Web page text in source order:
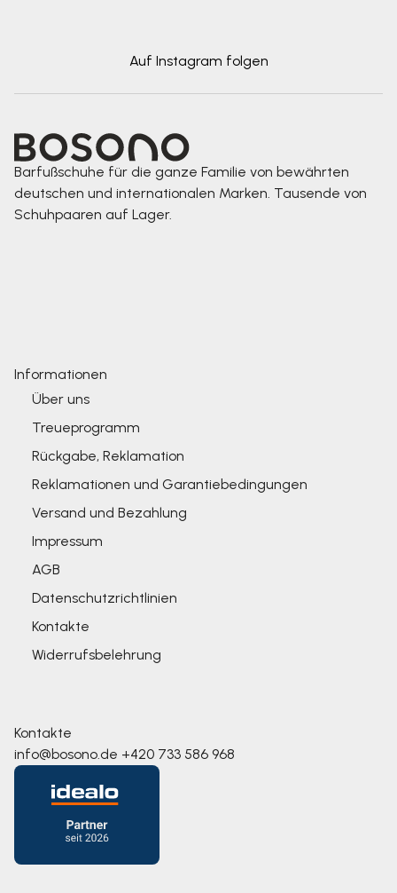
Auf Instagram folgen
Barfußschuhe für die ganze Familie von bewährten
deutschen und internationalen Marken. Tausende von
Schuhpaaren auf Lager.
Informationen
Über uns
Treueprogramm
Rückgabe, Reklamation
Reklamationen und Garantiebedingungen
Versand und Bezahlung
Impressum
AGB
Datenschutzrichtlinien
Kontakte
Widerrufsbelehrung
Kontakte
info@bosono.de +420 733 586 968